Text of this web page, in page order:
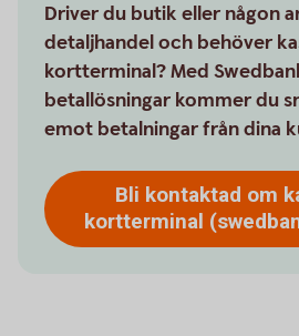
Driver du butik eller någon
detaljhandel och behöver
kortterminal? Med
betallösningar kommer du
emot betalningar från dina
Bli kontaktad om
kortterminal